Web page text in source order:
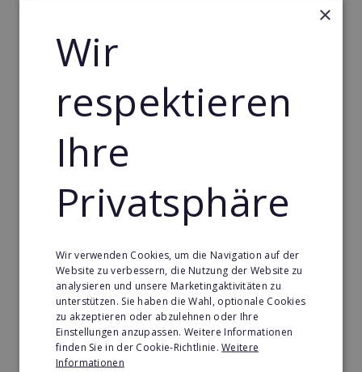
Gebäude & Haustechnik Franchise in Barbados
Dienstleistungsfranchise in Barbados
Telekommunikation Franchise in Barbados
Gastronomie & Bringdienst Franchise in Barbados
Sport Franchise in Barbados
Kaffee & Café Franchise in Barbados
Tier- & Zoobedarf Franchise in Barbados
Immobilien Franchise in Barbados
Kinder & Erziehung Franchise in Barbados
Kosmetik Franchise in Barbados
Lebensmittel Franchise in Barbados
×
Wir
respektieren
Ihre
Privatsphäre
Wir verwenden Cookies, um die Navigation auf der
Website zu verbessern, die Nutzung der Website zu
analysieren und unsere Marketingaktivitäten zu
unterstützen. Sie haben die Wahl, optionale Cookies
zu akzeptieren oder abzulehnen oder Ihre
Einstellungen anzupassen. Weitere Informationen
finden Sie in der Cookie-Richtlinie.Weitere
Informationen